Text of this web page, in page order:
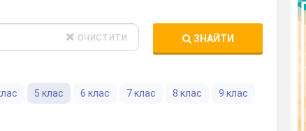
очистити ЗНАЙТИ
5 клас 6 клас 7 клас 8 клас 9 клас